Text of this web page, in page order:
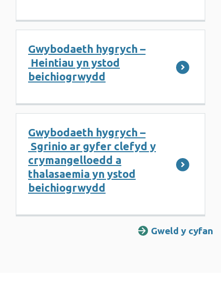
Gwybodaeth hygrych –
Heintiau yn ystod
beichiogrwydd
Gwybodaeth hygrych –
Sgrinio ar gyfer clefyd y
crymangelloedd a
thalasaemia yn ystod
beichiogrwydd
Gweld y cyfan